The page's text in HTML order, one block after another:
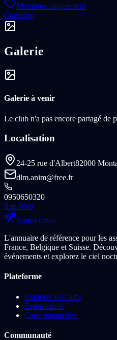
Membres uniquement
Consulter
Galerie
Galerie à venir
Le club n'a pas encore partagé de
Localisation
24-25 rue d'Albert82000
dlm.anim@free.fr
0950650320
Site Web
AstroFrance
L'annuaire de référence pour les
France, Belgique et Suisse.
événements et explorez le ciel
Plateforme
Explorer les clubs
Événements
Carte interactive
Communauté